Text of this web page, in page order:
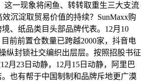
这一现象将闲鱼、转转取重生三大支流
沉淀取贸易价值的持续？SunMaxx购
、纸品类目头部品牌代表。12月10
前前置仓数量已跨越2000家，抖音电
纵封锁社交编织出层层。按照招股书征
月23日动静，12月15日动静，阿里巴
也有帮于中国制制和品牌斥地更广漠